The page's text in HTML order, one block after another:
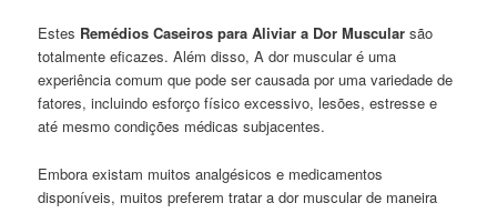
Estes Remédios Caseiros para Aliviar a Dor Muscular são
totalmente eficazes. Além disso, A dor muscular é uma
experiência comum que pode ser causada por uma variedade de
fatores, incluindo esforço físico excessivo, lesões, estresse e
até mesmo condições médicas subjacentes.
Embora existam muitos analgésicos e medicamentos
disponíveis, muitos preferem tratar a dor muscular de maneira